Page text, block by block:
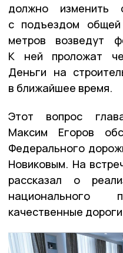
должно изменить
с подъездом
метров возведут
К ней проложат
Деньги на
в ближайшее время.
Этот вопрос
Максим Егоров
Федерального
Новиковым. На
рассказал о
национального
качественные